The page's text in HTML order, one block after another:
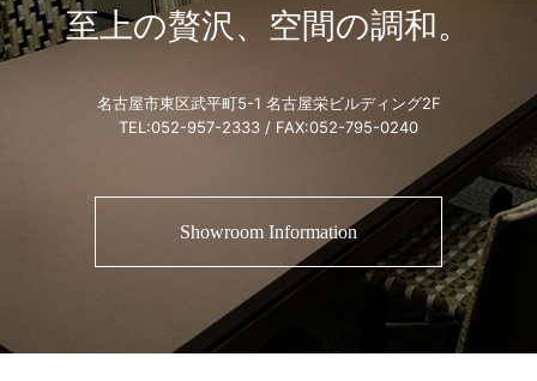
至上の贅沢、空間の調和。
名古屋市東区武平町5-1 名古屋栄ビルディング2F
TEL:052-957-2333 / FAX:052-795-0240
Showroom Information